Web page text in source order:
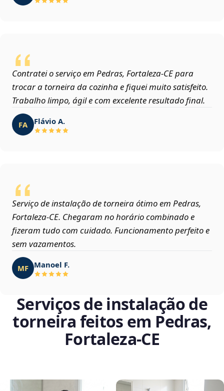
Contratei o serviço em Pedras, Fortaleza‑CE para
trocar a torneira da cozinha e fiquei muito satisfeito.
Trabalho limpo, ágil e com excelente resultado final.
FA Flávio A.
Serviço de instalação de torneira ótimo em Pedras,
Fortaleza‑CE. Chegaram no horário combinado e
fizeram tudo com cuidado. Funcionamento perfeito e
sem vazamentos.
MF Manoel F.
Serviços de instalação de
torneira feitos em Pedras,
Fortaleza‑CE